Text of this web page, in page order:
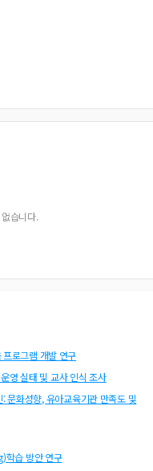
습니다.
로그램 개발 연구
영 실태 및 교사 인식 조사
문화성향, 유아교육기관 만족도 및
학습 방안 연구